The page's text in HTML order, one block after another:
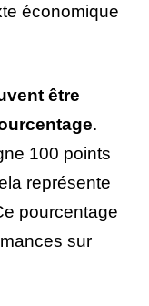
économique
être
.
100 points
représente
pourcentage
sur